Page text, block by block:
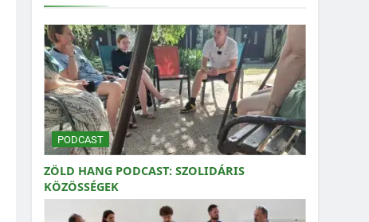
PODCAST
ZÖLD HANG PODCAST: SZOLIDÁRIS
KÖZÖSSÉGEK